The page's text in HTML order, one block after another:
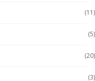
(11)
(5)
(20)
(3)